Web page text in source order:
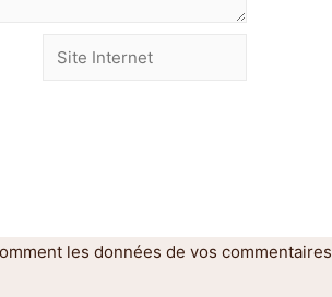
les données de vos commentaires